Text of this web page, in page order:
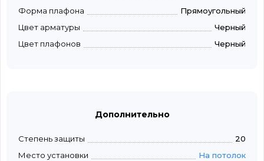
Форма плафона
Прямоугольный
Цвет арматуры
Черный
Цвет плафонов
Черный
Дополнительно
Степень защиты
20
Место установки
На потолок